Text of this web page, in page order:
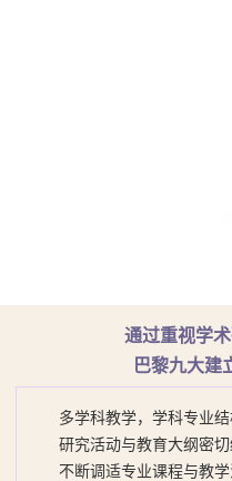
通过重视学
巴黎九大建
多学科教学，学科专业结
研究活动与教育大纲密切
不断调适专业课程与教学